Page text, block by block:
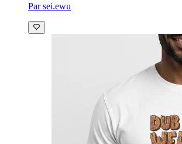
Par sei.ewu